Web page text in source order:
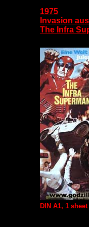
1975
Invasion
The Infra
DIN A1, 1 sheet